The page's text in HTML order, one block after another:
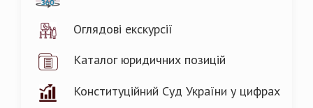
Оглядові екскурсії
Каталог юридичних позицій
Конституційний Суд України у цифрах